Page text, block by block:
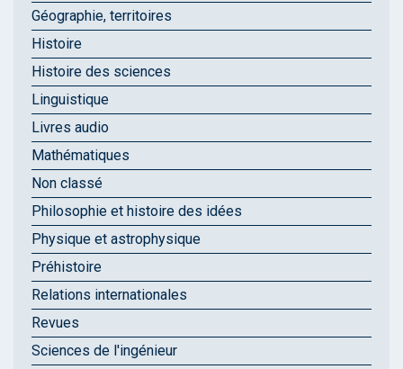
Géographie, territoires
Histoire
Histoire des sciences
Linguistique
Livres audio
Mathématiques
Non classé
Philosophie et histoire des idées
Physique et astrophysique
Préhistoire
Relations internationales
Revues
Sciences de l'ingénieur